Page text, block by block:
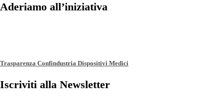
Aderiamo all’iniziativa
Trasparenza Confindustria Dispositivi Medici
Iscriviti alla Newsletter